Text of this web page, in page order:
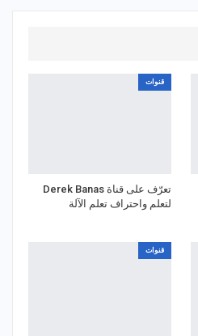
قنوات
تعرّف على قناة Derek Banas
لتعلم واحتراف تعلم الآلة
قنوات